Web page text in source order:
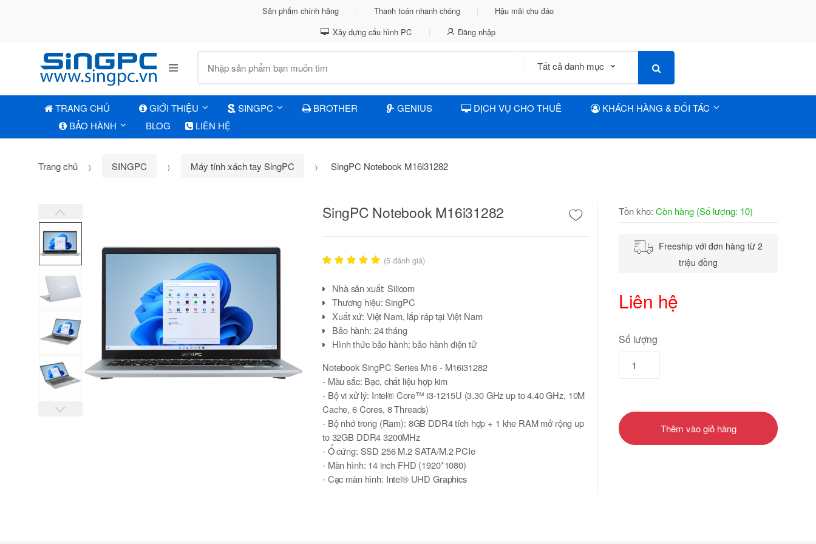
Sản phẩm chính hãng Thanh toán nhanh chóng
Hậu mãi chu đáo
Xây dựng cấu hình PC
Đăng nhập
TRANG CHỦ GIỚI THIỆU SINGPC BROTHER GENIUS DỊCH VỤ CHO THUÊ
KHÁCH HÀNG & ĐỐI TÁC
BẢO HÀNH
BLOG LIÊN HỆ
Trang chủ SINGPC Máy tính xách tay SingPC SingPC Notebook M16i31282
SingPC Notebook M16i31282
(5 đánh giá)
Nhà sản xuất: Silicom
Thương hiệu: SingPC
Xuất xứ: Việt Nam, lắp ráp tại Việt Nam
Bảo hành: 24 tháng
Hình thức bảo hành: bảo hành điện tử
Notebook SingPC Series M16 - M16i31282
- Màu sắc: Bạc, chất liệu hợp kim
- Bộ vi xử lý: Intel® Core™ i3-1215U (3.30 GHz up to 4.40 GHz, 10M
Cache, 6 Cores, 8 Threads)
- Bộ nhớ trong (Ram): 8GB DDR4 tích hợp + 1 khe RAM mở rộng up
to 32GB DDR4 3200MHz
- Ổ cứng: SSD 256 M.2 SATA/M.2 PCIe
- Màn hình: 14 inch FHD (1920*1080)
- Cạc màn hình: Intel® UHD Graphics
Tồn kho: Còn hàng (Số lượng: 10)
Freeship với đơn hàng từ 2
triệu đồng
Liên hệ
Số lượng
Thêm vào giỏ hàng